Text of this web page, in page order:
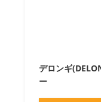
デロンギ
ー